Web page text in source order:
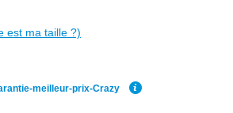
est ma taille ?)
meilleur-prix-Crazy